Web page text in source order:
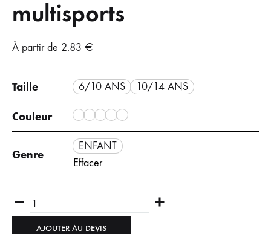
multisports
À partir de 2.83 €
Taille 6/10 ANS 10/14 ANS
Couleur
Genre
ENFANT
Effacer
AJOUTER AU DEVIS